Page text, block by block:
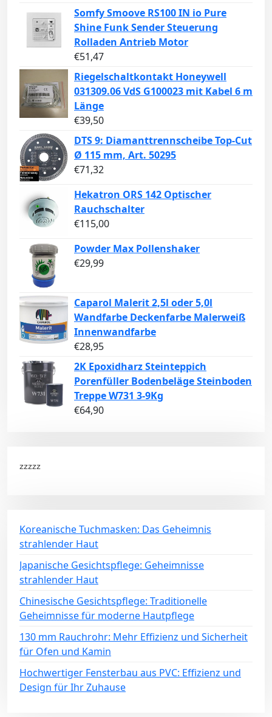
Somfy Smoove RS100 IN io Pure
Shine Funk Sender Steuerung
Rolladen Antrieb Motor
€51,47
Riegelschaltkontakt Honeywell
031309.06 VdS G100023 mit Kabel 6 m
Länge
€39,50
DTS 9: Diamanttrennscheibe Top-Cut
Ø 115 mm, Art. 50295
€71,32
Hekatron ORS 142 Optischer
Rauchschalter
€115,00
Powder Max Pollenshaker
€29,99
Caparol Malerit 2,5l oder 5,0l
Wandfarbe Deckenfarbe Malerweiß
Innenwandfarbe
€28,95
2K Epoxidharz Steinteppich
Porenfüller Bodenbeläge Steinboden
Treppe W731 3-9Kg
€64,90
zzzzz
Koreanische Tuchmasken: Das Geheimnis
strahlender Haut
Japanische Gesichtspflege: Geheimnisse
strahlender Haut
Chinesische Gesichtspflege: Traditionelle
Geheimnisse für moderne Hautpflege
130 mm Rauchrohr: Mehr Effizienz und Sicherheit
für Ofen und Kamin
Hochwertiger Fensterbau aus PVC: Effizienz und
Design für Ihr Zuhause